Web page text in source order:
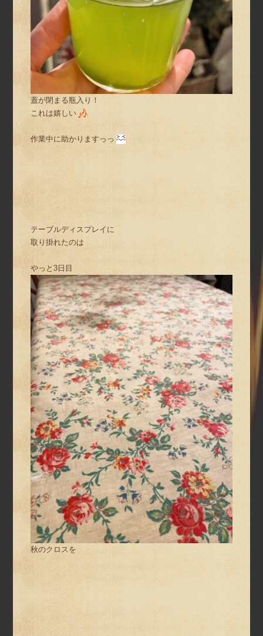
蓋が閉まる瓶入り！
これは嬉しい
作業中に助かりますっっ
テーブルディスプレイに
取り掛れたのは
やっと3日目
秋のクロスを